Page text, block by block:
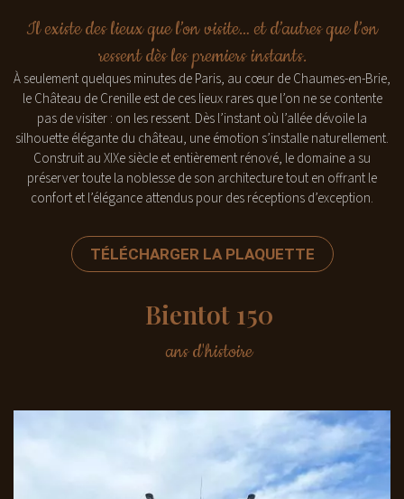
Il existe des lieux que l’on visite… et d’autres que l’on
ressent dès les premiers instants.
À seulement quelques minutes de Paris, au cœur de Chaumes-en-Brie,
le Château de Crenille est de ces lieux rares que l’on ne se contente
pas de visiter : on les ressent. Dès l’instant où l’allée dévoile la
silhouette élégante du château, une émotion s’installe naturellement.
Construit au XIXe siècle et entièrement rénové, le domaine a su
préserver toute la noblesse de son architecture tout en offrant le
confort et l’élégance attendus pour des réceptions d’exception.
TÉLÉCHARGER LA PLAQUETTE
Bientot 150
ans d'histoire